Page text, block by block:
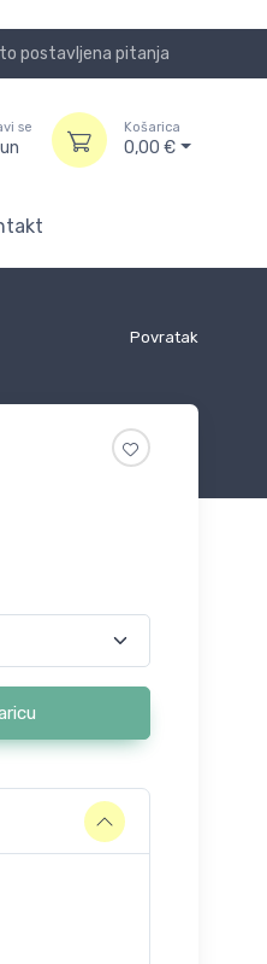
postavljena pitanja
se Košarica
0,00 €
Povratak